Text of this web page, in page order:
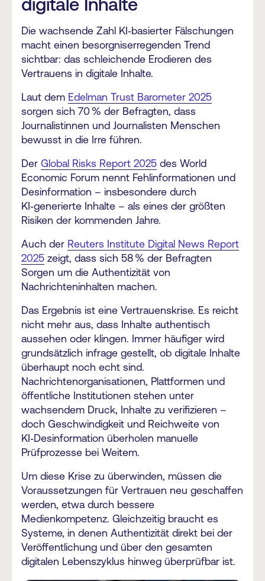
digitale Inhalte
Die wachsende Zahl KI‑basierter Fälschungen
macht einen besorgniserregenden Trend
sichtbar: das schleichende Erodieren des
Vertrauens in digitale Inhalte.
Laut dem Edelman Trust Barometer 2025
sorgen sich 70 % der Befragten, dass
Journalistinnen und Journalisten Menschen
bewusst in die Irre führen.
Der Global Risks Report 2025 des World
Economic Forum nennt Fehlinformationen und
Desinformation – insbesondere durch
KI‑generierte Inhalte – als eines der größten
Risiken der kommenden Jahre.
Auch der Reuters Institute Digital News Report
2025 zeigt, dass sich 58 % der Befragten
Sorgen um die Authentizität von
Nachrichteninhalten machen.
Das Ergebnis ist eine Vertrauenskrise. Es reicht
nicht mehr aus, dass Inhalte authentisch
aussehen oder klingen. Immer häufiger wird
grundsätzlich infrage gestellt, ob digitale Inhalte
überhaupt noch echt sind.
Nachrichtenorganisationen, Plattformen und
öffentliche Institutionen stehen unter
wachsendem Druck, Inhalte zu verifizieren –
doch Geschwindigkeit und Reichweite von
KI‑Desinformation überholen manuelle
Prüfprozesse bei Weitem.
Um diese Krise zu überwinden, müssen die
Voraussetzungen für Vertrauen neu geschaffen
werden, etwa durch bessere
Medienkompetenz. Gleichzeitig braucht es
Systeme, in denen Authentizität direkt bei der
Veröffentlichung und über den gesamten
digitalen Lebenszyklus hinweg überprüfbar ist.